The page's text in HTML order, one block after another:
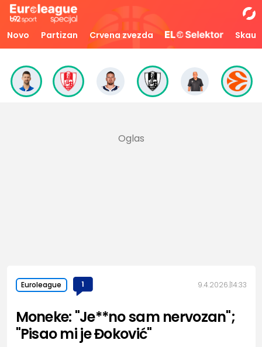
Novo Partizan Crvena zvezda Skaut
Euroleague 1 9.4.2026. 14:33
Moneke: "Je**no sam nervozan";
"Pisao mi je Đoković"